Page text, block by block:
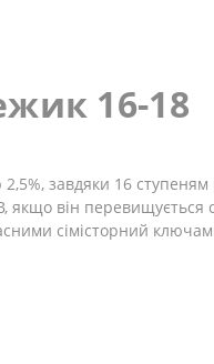
16-18
завдяки 16
він перевищується
сімісторний